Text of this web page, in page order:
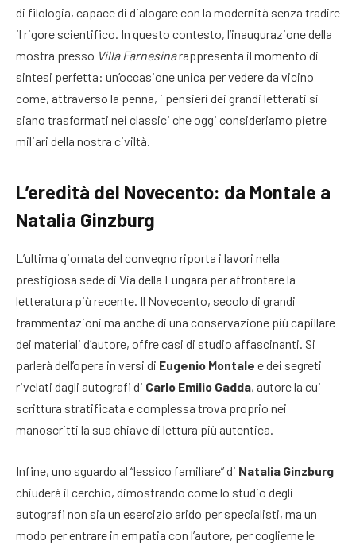
di filologia, capace di dialogare con la modernità senza tradire
il rigore scientifico. In questo contesto, l’inaugurazione della
mostra presso Villa Farnesinarappresenta il momento di
sintesi perfetta: un’occasione unica per vedere da vicino
come, attraverso la penna, i pensieri dei grandi letterati si
siano trasformati nei classici che oggi consideriamo pietre
miliari della nostra civiltà.
L’eredità del Novecento: da Montale a
Natalia Ginzburg
L’ultima giornata del convegno riporta i lavori nella
prestigiosa sede di Via della Lungara per affrontare la
letteratura più recente. Il Novecento, secolo di grandi
frammentazioni ma anche di una conservazione più capillare
dei materiali d’autore, offre casi di studio affascinanti. Si
parlerà dell’opera in versi di Eugenio Montale e dei segreti
rivelati dagli autografi di Carlo Emilio Gadda, autore la cui
scrittura stratificata e complessa trova proprio nei
manoscritti la sua chiave di lettura più autentica.
Infine, uno sguardo al “lessico familiare” di Natalia Ginzburg
chiuderà il cerchio, dimostrando come lo studio degli
autografi non sia un esercizio arido per specialisti, ma un
modo per entrare in empatia con l’autore, per coglierne le